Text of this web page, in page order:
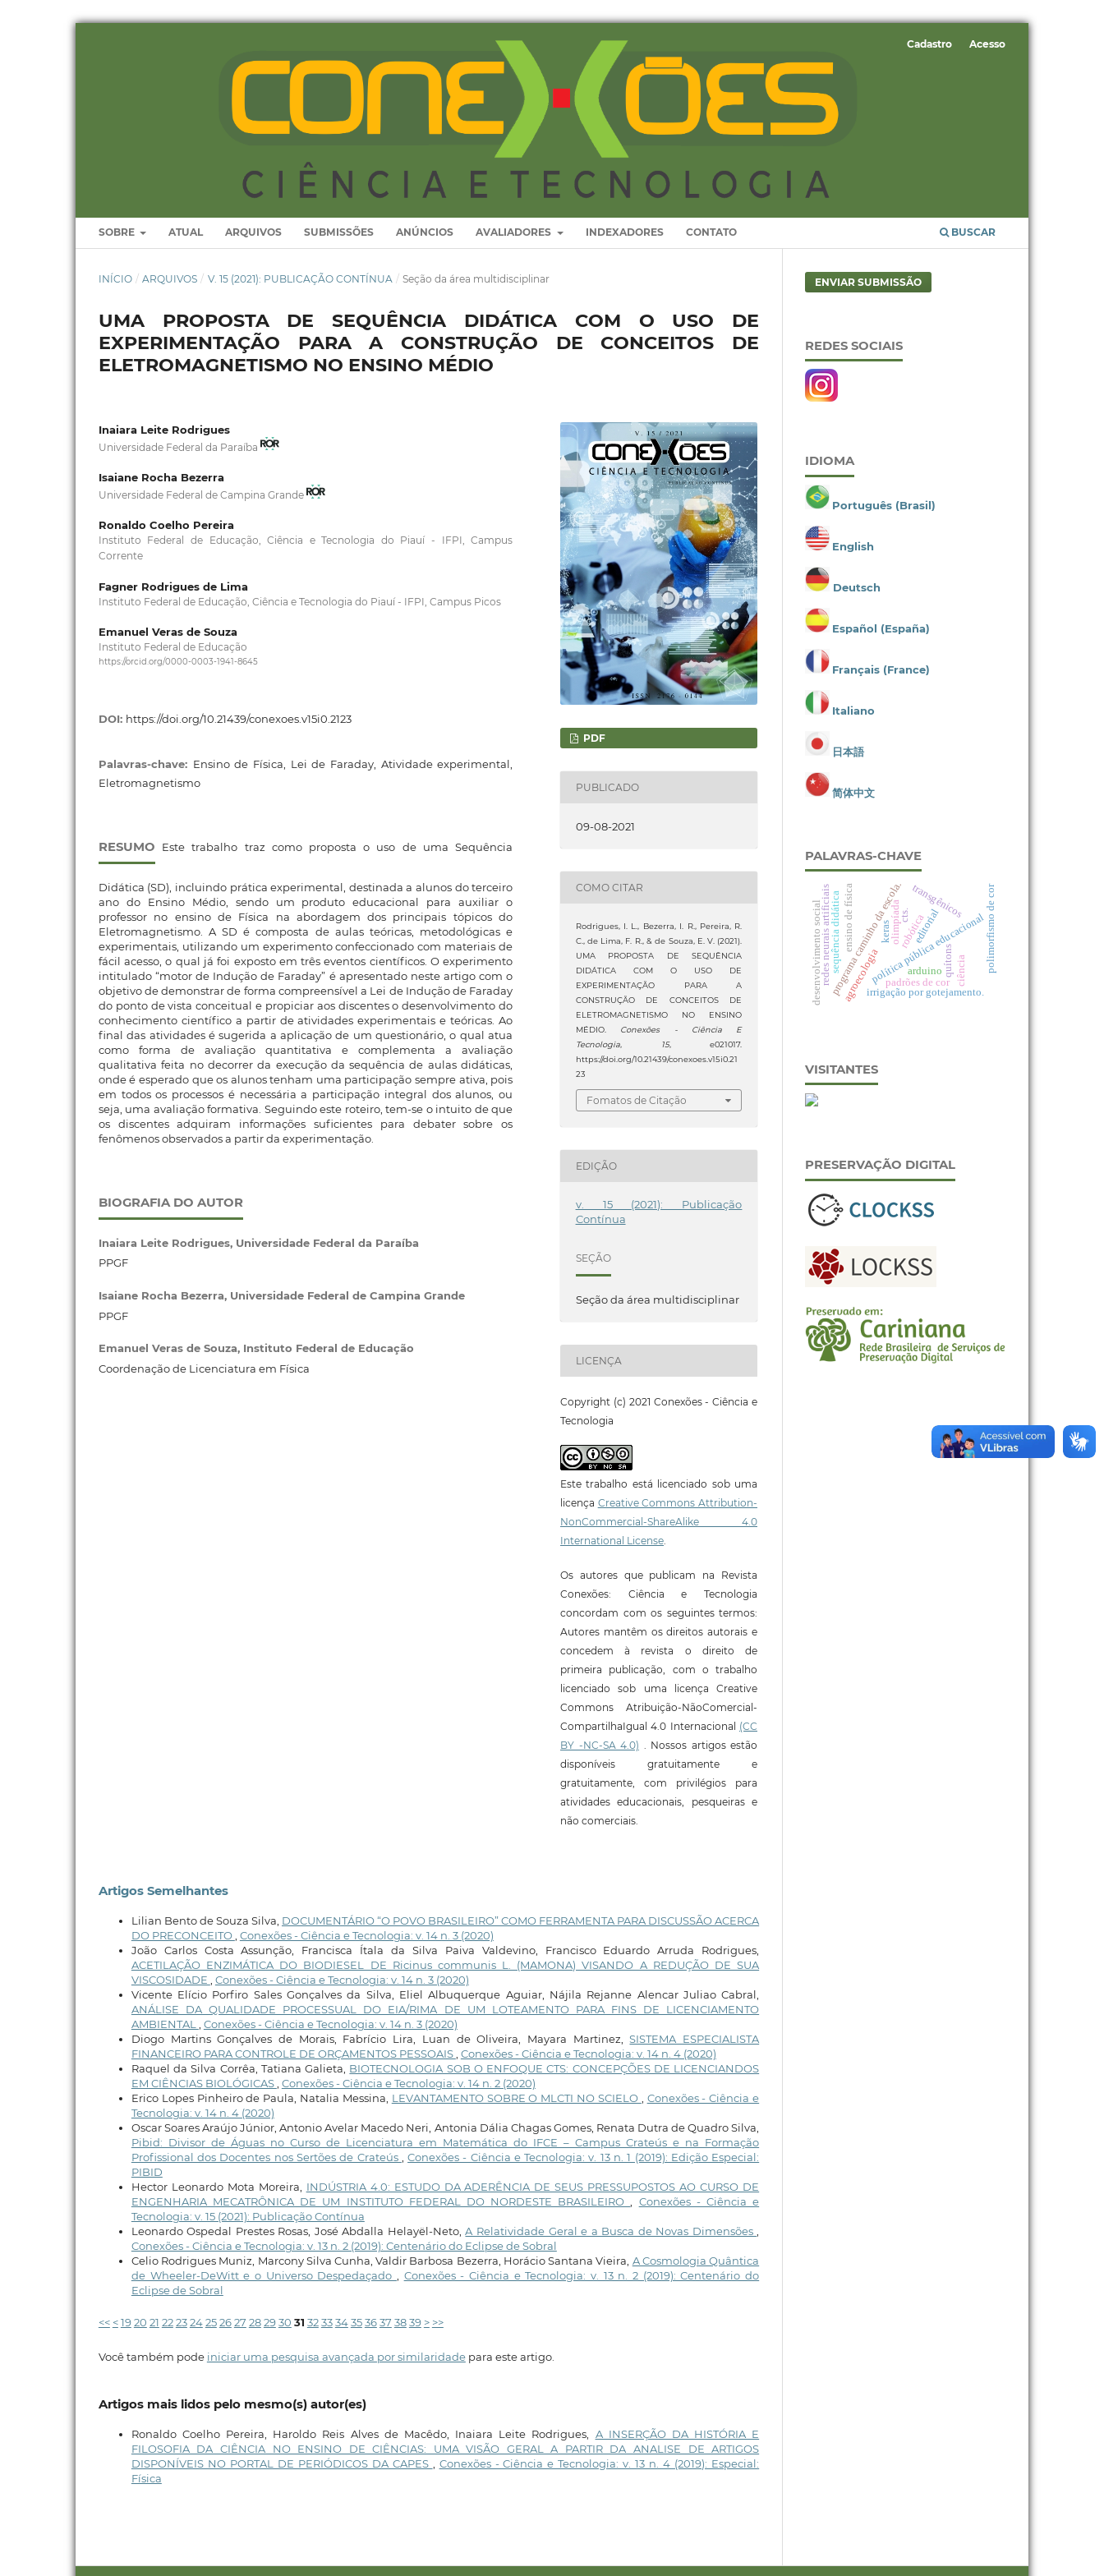
SOBRE ATUAL ARQUIVOS SUBMISSÕES ANÚNCIOS AVALIADORES INDEXADORES CONTATO BUSCAR
Cadastro Acesso
INÍCIO / ARQUIVOS / V. 15 (2021): PUBLICAÇÃO CONTÍNUA / Seção da área multidisciplinar
UMA PROPOSTA DE SEQUÊNCIA DIDÁTICA COM O USO DE
EXPERIMENTAÇÃO PARA A CONSTRUÇÃO DE CONCEITOS DE
ELETROMAGNETISMO NO ENSINO MÉDIO
Inaiara Leite Rodrigues
Universidade Federal da Paraíba
Isaiane Rocha Bezerra
Universidade Federal de Campina Grande
Ronaldo Coelho Pereira
Instituto Federal de Educação, Ciência e Tecnologia do Piauí - IFPI, Campus
Corrente
Fagner Rodrigues de Lima
Instituto Federal de Educação, Ciência e Tecnologia do Piauí - IFPI, Campus Picos
Emanuel Veras de Souza
Instituto Federal de Educação
https://orcid.org/0000-0003-1941-8645
DOI: https://doi.org/10.21439/conexoes.v15i0.2123
Palavras-chave: Ensino de Física, Lei de Faraday, Atividade experimental,
Eletromagnetismo
RESUMO Este trabalho traz como proposta o uso de uma Sequência
Didática (SD), incluindo prática experimental, destinada a alunos do terceiro
ano do Ensino Médio, sendo um produto educacional para auxiliar o
professor no ensino de Física na abordagem dos principais tópicos do
Eletromagnetismo. A SD é composta de aulas teóricas, metodológicas e
experimentais, utilizando um experimento confeccionado com materiais de
fácil acesso, o qual já foi exposto em três eventos científicos. O experimento
intitulado “motor de Indução de Faraday” é apresentado neste artigo com o
objetivo de demonstrar de forma compreensível a Lei de Indução de Faraday
do ponto de vista conceitual e propiciar aos discentes o desenvolvimento do
conhecimento científico a partir de atividades experimentais e teóricas. Ao
final das atividades é sugerida a aplicação de um questionário, o qual atua
como forma de avaliação quantitativa e complementa a avaliação
qualitativa feita no decorrer da execução da sequência de aulas didáticas,
onde é esperado que os alunos tenham uma participação sempre ativa, pois
em todos os processos é necessária a participação integral dos alunos, ou
seja, uma avaliação formativa. Seguindo este roteiro, tem-se o intuito de que
os discentes adquiram informações suficientes para debater sobre os
fenômenos observados a partir da experimentação.
BIOGRAFIA DO AUTOR
Inaiara Leite Rodrigues, Universidade Federal da Paraíba
PPGF
Isaiane Rocha Bezerra, Universidade Federal de Campina Grande
PPGF
Emanuel Veras de Souza, Instituto Federal de Educação
Coordenação de Licenciatura em Física
PDF
PUBLICADO
09-08-2021
COMO CITAR
Rodrigues, I. L., Bezerra, I. R., Pereira, R.
C., de Lima, F. R., & de Souza, E. V. (2021).
UMA PROPOSTA DE SEQUÊNCIA
DIDÁTICA COM O USO DE
EXPERIMENTAÇÃO PARA A
CONSTRUÇÃO DE CONCEITOS DE
ELETROMAGNETISMO NO ENSINO
MÉDIO. Conexões - Ciência E
Tecnologia, 15, e021017.
https://doi.org/10.21439/conexoes.v15i0.21
23
Fomatos de Citação
EDIÇÃO
v. 15 (2021): Publicação
Contínua
SEÇÃO
Seção da área multidisciplinar
LICENÇA
Copyright (c) 2021 Conexões - Ciência e
Tecnologia
Este trabalho está licenciado sob uma
licença Creative Commons Attribution-
NonCommercial-ShareAlike 4.0
International License.
Os autores que publicam na Revista
Conexões: Ciência e Tecnologia
concordam com os seguintes termos:
Autores mantêm os direitos autorais e
concedem à revista o direito de
primeira publicação, com o trabalho
licenciado sob uma licença Creative
Commons Atribuição-NãoComercial-
CompartilhaIgual 4.0 Internacional (CC
BY -NC-SA 4.0) . Nossos artigos estão
disponíveis gratuitamente e
gratuitamente, com privilégios para
atividades educacionais, pesqueiras e
não comerciais.
Artigos Semelhantes
Lilian Bento de Souza Silva, DOCUMENTÁRIO “O POVO BRASILEIRO” COMO FERRAMENTA PARA DISCUSSÃO ACERCA
DO PRECONCEITO, Conexões - Ciência e Tecnologia: v. 14 n. 3 (2020)
João Carlos Costa Assunção, Francisca Ítala da Silva Paiva Valdevino, Francisco Eduardo Arruda Rodrigues,
ACETILAÇÃO ENZIMÁTICA DO BIODIESEL DE Ricinus communis L. (MAMONA) VISANDO A REDUÇÃO DE SUA
VISCOSIDADE , Conexões - Ciência e Tecnologia: v. 14 n. 3 (2020)
Vicente Elício Porfiro Sales Gonçalves da Silva, Eliel Albuquerque Aguiar, Nájila Rejanne Alencar Juliao Cabral,
ANÁLISE DA QUALIDADE PROCESSUAL DO EIA/RIMA DE UM LOTEAMENTO PARA FINS DE LICENCIAMENTO
AMBIENTAL, Conexões - Ciência e Tecnologia: v. 14 n. 3 (2020)
Diogo Martins Gonçalves de Morais, Fabrício Lira, Luan de Oliveira, Mayara Martinez,SISTEMA ESPECIALISTA
FINANCEIRO PARA CONTROLE DE ORÇAMENTOS PESSOAIS, Conexões - Ciência e Tecnologia: v. 14 n. 4 (2020)
Raquel da Silva Corrêa, Tatiana Galieta, BIOTECNOLOGIA SOB O ENFOQUE CTS: CONCEPÇÕES DE LICENCIANDOS
EM CIÊNCIAS BIOLÓGICAS, Conexões - Ciência e Tecnologia: v. 14 n. 2 (2020)
Erico Lopes Pinheiro de Paula, Natalia Messina, LEVANTAMENTO SOBRE O MLCTI NO SCIELO , Conexões - Ciência e
Tecnologia: v. 14 n. 4 (2020)
Oscar Soares Araújo Júnior, Antonio Avelar Macedo Neri, Antonia Dália Chagas Gomes, Renata Dutra de Quadro Silva,
Pibid: Divisor de Águas no Curso de Licenciatura em Matemática do IFCE – Campus Crateús e na Formação
Profissional dos Docentes nos Sertões de Crateús ,Conexões - Ciência e Tecnologia: v. 13 n. 1 (2019): Edição Especial:
PIBID
Hector Leonardo Mota Moreira, INDÚSTRIA 4.0: ESTUDO DA ADERÊNCIA DE SEUS PRESSUPOSTOS AO CURSO DE
ENGENHARIA MECATRÔNICA DE UM INSTITUTO FEDERAL DO NORDESTE BRASILEIRO, Conexões - Ciência e
Tecnologia: v. 15 (2021): Publicação Contínua
Leonardo Ospedal Prestes Rosas, José Abdalla Helayël-Neto,A Relatividade Geral e a Busca de Novas Dimensões,
Conexões - Ciência e Tecnologia: v. 13 n. 2 (2019): Centenário do Eclipse de Sobral
Celio Rodrigues Muniz, Marcony Silva Cunha, Valdir Barbosa Bezerra, Horácio Santana Vieira, A Cosmologia Quântica
de Wheeler-DeWitt e o Universo Despedaçado , Conexões - Ciência e Tecnologia: v. 13 n. 2 (2019): Centenário do
Eclipse de Sobral
<< <1920 21 222324252627 282930 31 323334353637 3839 > >>
Você também pode iniciar uma pesquisa avançada por similaridadepara este artigo.
Artigos mais lidos pelo mesmo(s) autor(es)
Ronaldo Coelho Pereira, Haroldo Reis Alves de Macêdo, Inaiara Leite Rodrigues, A INSERÇÃO DA HISTÓRIA E
FILOSOFIA DA CIÊNCIA NO ENSINO DE CIÊNCIAS: UMA VISÃO GERAL A PARTIR DA ANALISE DE ARTIGOS
DISPONÍVEIS NO PORTAL DE PERIÓDICOS DA CAPES , Conexões - Ciência e Tecnologia: v. 13 n. 4 (2019): Especial:
Física
ENVIAR SUBMISSÃO
REDES SOCIAIS
IDIOMA
Português (Brasil)
English
Deutsch
Español (España)
Français (France)
Italiano
日本語
简体中文
PALAVRAS-CHAVE
editorial
olimpíada
política pública educacional
programa caminho da escola.padrões de cor
polimorfismo de cor
quítons
robótica
redes neurais artificiais keras
desenvolvimento social irrigação por gotejamento.
sequência didática transgênicos
cts.
agroecologia
ensino de física
ciência
arduino
VISITANTES
PRESERVAÇÃO DIGITAL